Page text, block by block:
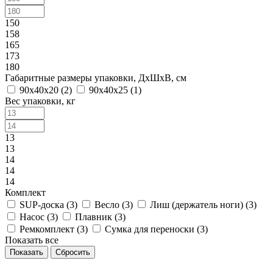
150
158
165
173
180
Габаритные размеры упаковки, ДxШxВ, см
90x40x20 (2) 90x40x25 (1)
Вес упаковки, кг
13
13
14
14
14
Комплект
SUP-доска (3) Весло (3) Лиш (держатель ноги) (3)
Насос (3) Плавник (3)
Ремкомплект (3) Сумка для переноски (3)
Показать все
Сбросить